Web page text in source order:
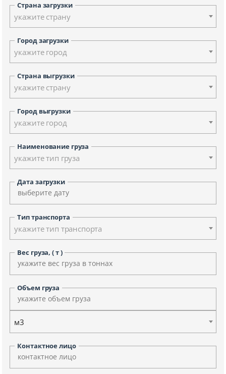
Страна загрузки
укажите страну
Город загрузки
укажите город
Страна выгрузки
укажите страну
Город выгрузки
укажите город
Наименование груза
укажите тип груза
Дата загрузки
Тип транспорта
укажите тип транспорта
Вес груза, ( т )
Объем груза
м3
Контактное лицо